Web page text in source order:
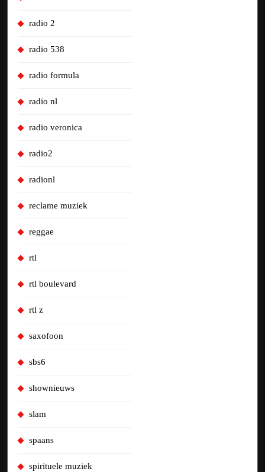
radio 2
radio 538
radio formula
radio nl
radio veronica
radio2
radionl
reclame muziek
reggae
rtl
rtl boulevard
rtl z
saxofoon
sbs6
shownieuws
slam
spaans
spirituele muziek